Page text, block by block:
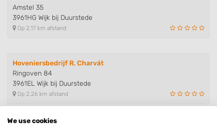
Amstel 35
3961HG Wijk bij Duurstede
Op 2,17 km afstand
Hoveniersbedrijf R. Charvát
Ringoven 84
3961EL Wijk bij Duurstede
Op 2,26 km afstand
We use cookies